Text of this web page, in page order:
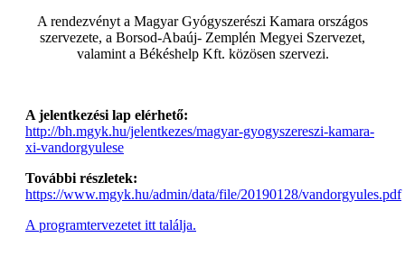
A rendezvényt a Magyar Gyógyszerészi Kamara országos
szervezete, a Borsod-Abaúj- Zemplén Megyei Szervezet,
valamint a Békéshelp Kft. közösen szervezi.
A jelentkezési lap elérhető:
http://bh.mgyk.hu/jelentkezes/magyar-gyogyszereszi-kamara-
xi-vandorgyulese
További részletek:
https://www.mgyk.hu/admin/data/file/20190128/vandorgyules.pdf
A programtervezetet itt találja.